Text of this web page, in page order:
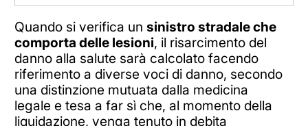
Quando si verifica un sinistro stradale che
comporta delle lesioni, il risarcimento del
danno alla salute sarà calcolato facendo
riferimento a diverse voci di danno, secondo
una distinzione mutuata dalla medicina
legale e tesa a far sì che, al momento della
liquidazione, venga tenuto in debita